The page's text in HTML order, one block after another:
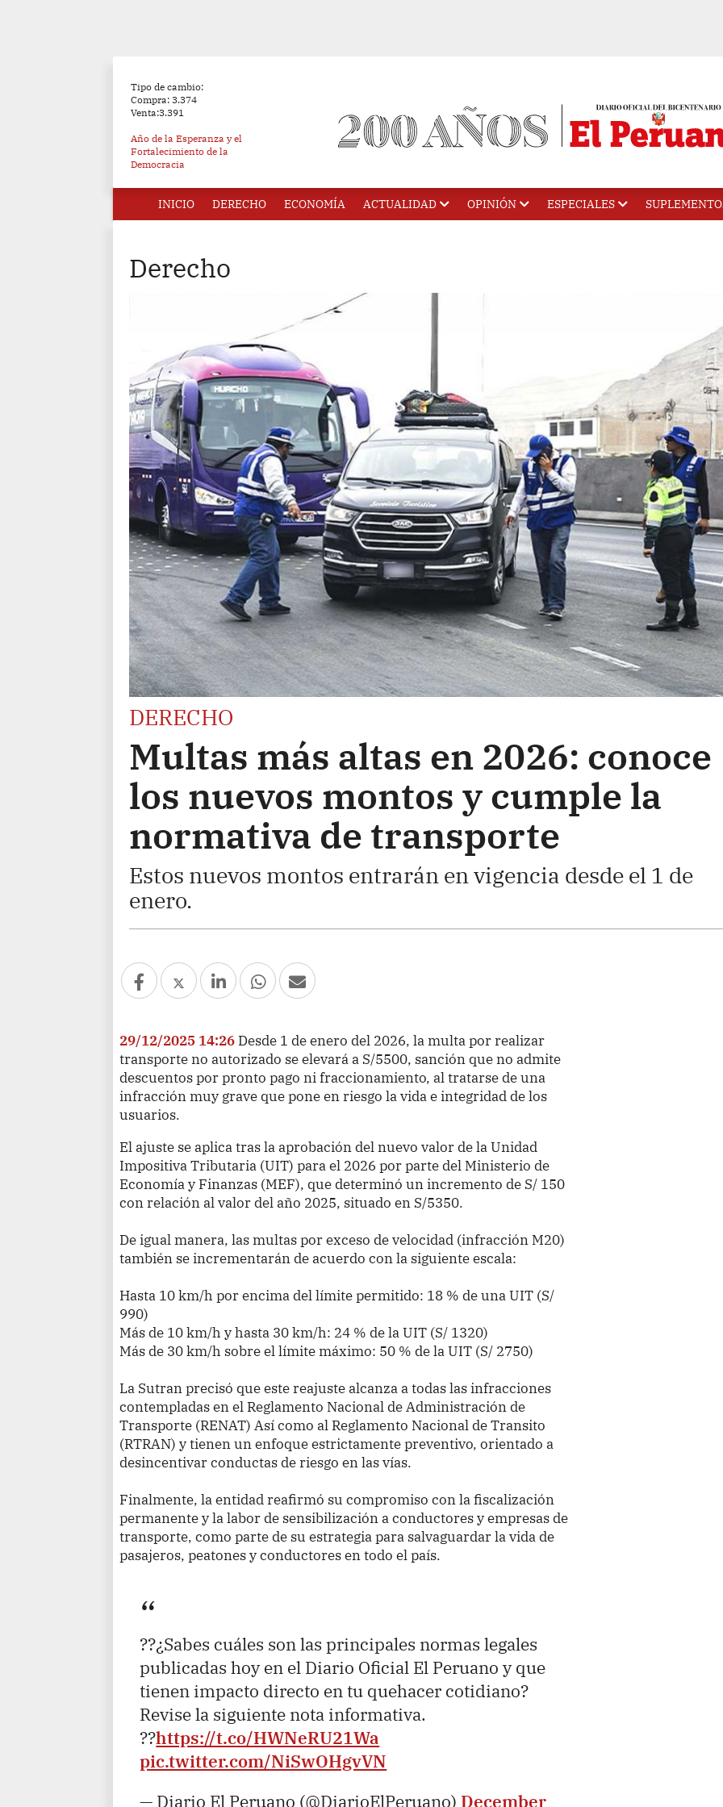
Tipo de cambio:
Compra: 3.374
Venta:3.391
Año de la Esperanza y el
Fortalecimiento de la
Democracia
INICIO DERECHO ECONOMÍA ACTUALIDAD OPINIÓN ESPECIALES
Derecho
DERECHO
Multas más altas en 2026: conoce
los nuevos montos y cumple la
normativa de transporte
Estos nuevos montos entrarán en vigencia desde el 1 de
enero.
29/12/2025 14:26 Desde 1 de enero del 2026, la multa por realizar
transporte no autorizado se elevará a S/5500, sanción que no admite
descuentos por pronto pago ni fraccionamiento, al tratarse de una
infracción muy grave que pone en riesgo la vida e integridad de los
usuarios.
El ajuste se aplica tras la aprobación del nuevo valor de la Unidad
Impositiva Tributaria (UIT) para el 2026 por parte del Ministerio de
Economía y Finanzas (MEF), que determinó un incremento de S/ 150
con relación al valor del año 2025, situado en S/5350.
De igual manera, las multas por exceso de velocidad (infracción M20)
también se incrementarán de acuerdo con la siguiente escala:
Hasta 10 km/h por encima del límite permitido: 18 % de una UIT (S/
990)
Más de 10 km/h y hasta 30 km/h: 24 % de la UIT (S/ 1320)
Más de 30 km/h sobre el límite máximo: 50 % de la UIT (S/ 2750)
La Sutran precisó que este reajuste alcanza a todas las infracciones
contempladas en el Reglamento Nacional de Administración de
Transporte (RENAT) Así como al Reglamento Nacional de Transito
(RTRAN) y tienen un enfoque estrictamente preventivo, orientado a
desincentivar conductas de riesgo en las vías.
Finalmente, la entidad reafirmó su compromiso con la fiscalización
permanente y la labor de sensibilización a conductores y empresas de
transporte, como parte de su estrategia para salvaguardar la vida de
pasajeros, peatones y conductores en todo el país.
??¿Sabes cuáles son las principales normas legales
publicadas hoy en el Diario Oficial El Peruano y que
tienen impacto directo en tu quehacer cotidiano?
Revise la siguiente nota informativa.
??https://t.co/HWNeRU21Wa
pic.twitter.com/NiSwOHgvVN
— Diario El Peruano (@DiarioElPeruano) December